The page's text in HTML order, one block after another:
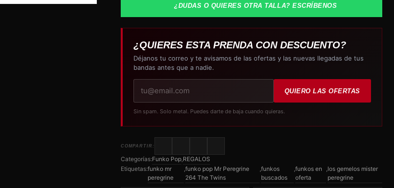
cantidad
¿DUDAS O QUIERES OTRA TALLA? ESCRÍBENOS
¿QUIERES ESTA PRENDA CON DESCUENTO?
Déjanos tu correo y te avisamos de las ofertas y las nuevas llegadas de tus
bandas antes que a nadie.
correo
electrónico
QUIERO LAS OFERTAS
Sin spam. Solo metal. Puedes darte de baja cuando quieras.
COMPARTIR:
Categorías:Funko Pop,REGALOS
Etiquetas:funko mr
peregrine
,funko pop Mr Peregrine
264 The Twins
,funkos
buscados
,funkos en
oferta
,los gemelos mister
peregrine